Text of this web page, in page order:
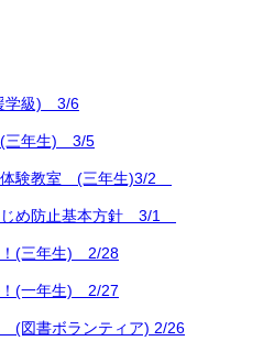
学級) 3/6
(三年生) 3/5
体験教室 (三年生)3/2
じめ防止基本方針 3/1
(三年生) 2/28
(一年生) 2/27
(図書ボランティア) 2/26